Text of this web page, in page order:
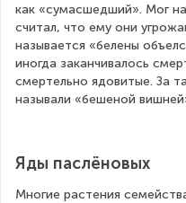
как «сумасшедший». Мог
считал, что ему они
называется «белены
иногда заканчивалось
смертельно ядовитые. За
называли «бешеной
Яды паслёновых
Многие растения